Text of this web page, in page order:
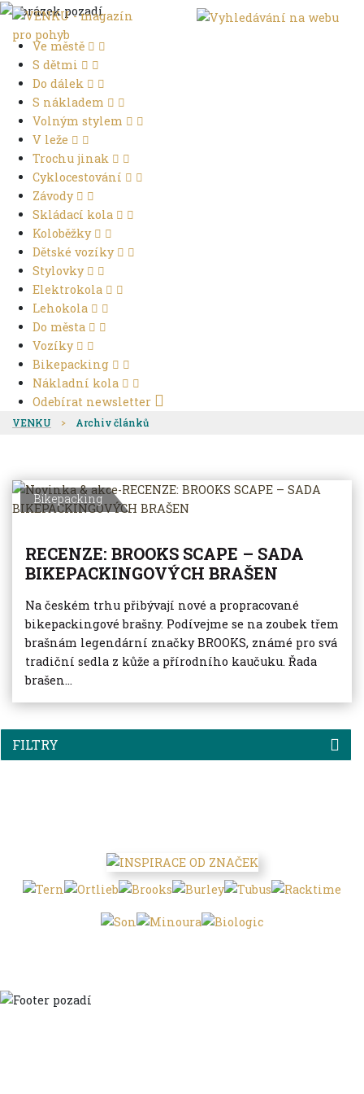
Ve městě
S dětmi
Do dálek
S nákladem
Volným stylem
V leže
Trochu jinak
Cyklocestování
Závody
Skládací kola
Koloběžky
Dětské vozíky
Stylovky
Elektrokola
Lehokola
Do města
Vozíky
Bikepacking
Nákladní kola
Odebírat newsletter
VENKU Archiv článků
FILTRY
Bikepacking
RECENZE: BROOKS SCAPE – SADA
BIKEPACKINGOVÝCH BRAŠEN
Na českém trhu přibývají nové a propracované
bikepackingové brašny. Podívejme se na zoubek třem
brašnám legendární značky BROOKS, známé pro svá
tradiční sedla z kůže a přírodního kaučuku. Řada
brašen...